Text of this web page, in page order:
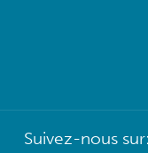
Suivez-nous sur: